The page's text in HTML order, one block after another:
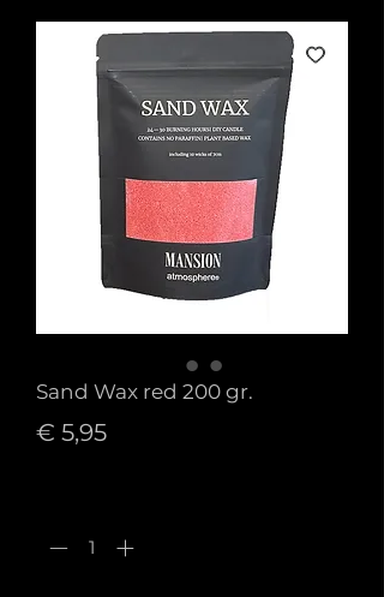
Sand Wax red 200 gr.
€ 5,95Prijs